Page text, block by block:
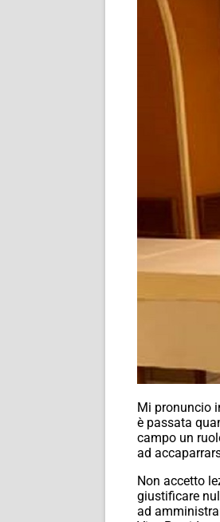
Mi pronuncio
è passata
campo un
ad
Non accetto
giustificare
ad